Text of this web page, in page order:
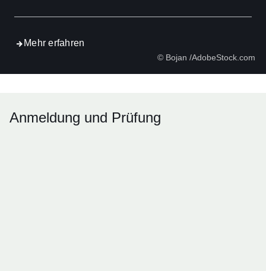
© Bojan /AdobeStock.com
Mehr erfahren
Anmeldung und Prüfung